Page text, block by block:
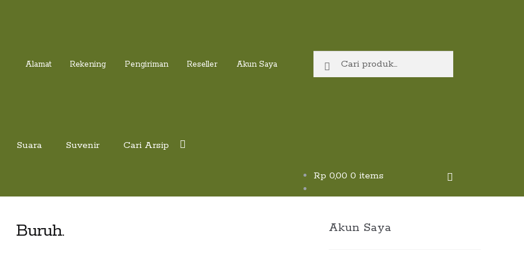
Alamat Rekening Pengiriman Reseller Akun Saya
untuk:
Suara Suvenir Cari Arsip
Rp 0,00 0 items
Buruh. Akun Saya